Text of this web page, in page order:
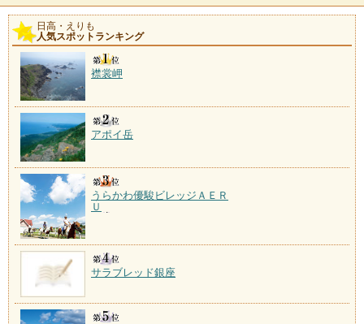
日高・えりも
人気スポットランキング
襟裳岬
アポイ岳
うらかわ優駿ビレッジＡＥＲ
Ｕ
サラブレッド銀座